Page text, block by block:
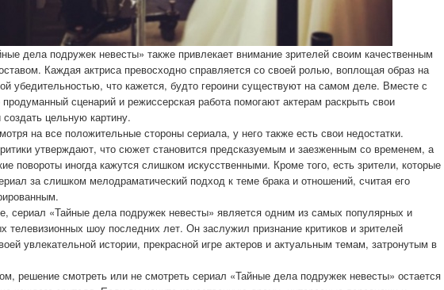
дела подружек невесты» также привлекает внимание зрителей своим качественным
Каждая актриса превосходно справляется со своей ролью, воплощая образ на
убедительностью, что кажется, будто героини существуют на самом деле. Вместе с
сценарий и режиссерская работа помогают актерам раскрыть свои
цельную картину.
на все положительные стороны сериала, у него также есть свои недостатки.
утверждают, что сюжет становится предсказуемым и заезженным со временем, а
повороты иногда кажутся слишком искусственными. Кроме того, есть зрители, которые
за слишком мелодраматический подход к теме брака и отношений, считая его
сериал «Тайные дела подружек невесты» является одним из самых популярных и
телевизионных шоу последних лет. Он заслужил признание критиков и зрителей
увлекательной истории, прекрасной игре актеров и актуальным темам, затронутым в
решение смотреть или не смотреть сериал «Тайные дела подружек невесты» остается